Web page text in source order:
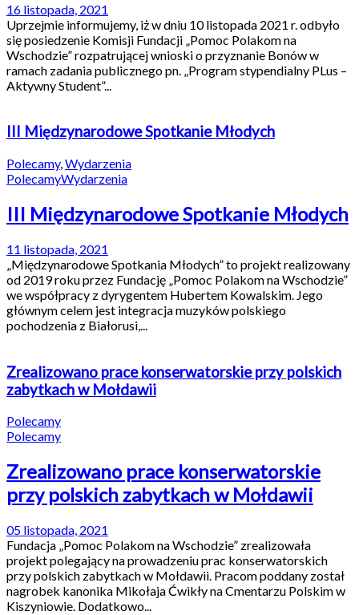
16 listopada, 2021
Uprzejmie informujemy, iż w dniu 10 listopada 2021 r. odbyło
się posiedzenie Komisji Fundacji „Pomoc Polakom na
Wschodzie” rozpatrującej wnioski o przyznanie Bonów w
ramach zadania publicznego pn. „Program stypendialny PLus –
Aktywny Student”...
III Międzynarodowe Spotkanie Młodych
Polecamy,Wydarzenia
PolecamyWydarzenia
III Międzynarodowe Spotkanie Młodych
11 listopada, 2021
„Międzynarodowe Spotkania Młodych” to projekt realizowany
od 2019 roku przez Fundację „Pomoc Polakom na Wschodzie”
we współpracy z dyrygentem Hubertem Kowalskim. Jego
głównym celem jest integracja muzyków polskiego
pochodzenia z Białorusi,...
Zrealizowano prace konserwatorskie przy polskich
zabytkach w Mołdawii
Polecamy
Polecamy
Zrealizowano prace konserwatorskie
przy polskich zabytkach w Mołdawii
05 listopada, 2021
Fundacja „Pomoc Polakom na Wschodzie” zrealizowała
projekt polegający na prowadzeniu prac konserwatorskich
przy polskich zabytkach w Mołdawii. Pracom poddany został
nagrobek kanonika Mikołaja Ćwikły na Cmentarzu Polskim w
Kiszyniowie. Dodatkowo...